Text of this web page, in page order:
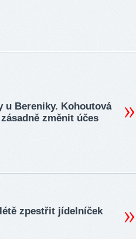
u Bereniky. Kohoutová
změnit účes
zpestřit jídelníček